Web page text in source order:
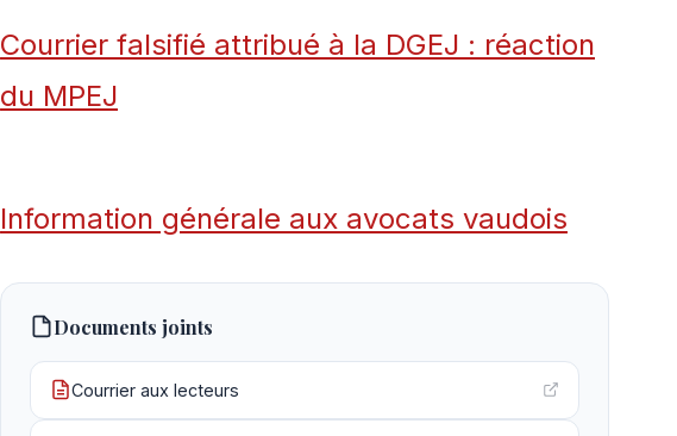
Courrier falsifié attribué à la DGEJ : réaction
du MPEJ
Information générale aux avocats vaudois
Documents joints
Courrier aux lecteurs